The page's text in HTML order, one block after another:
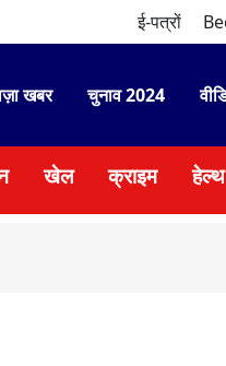
ई-पत्रों
खबर चुनाव 2024
खेल क्राइम हेल्थ